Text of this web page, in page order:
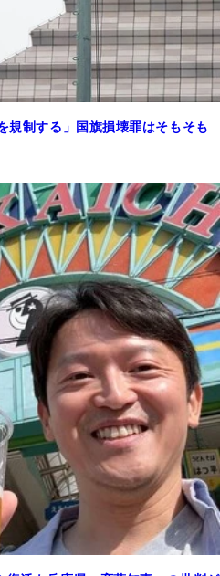
規制する」国旗損壊罪はそもそも